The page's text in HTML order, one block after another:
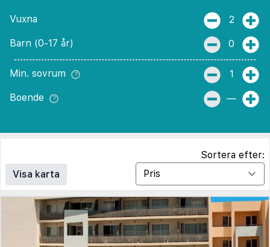
Vuxna 2
Barn (0-17 år) 0
Min. sovrum 1
Boende —
Visa karta
Sortera efter: